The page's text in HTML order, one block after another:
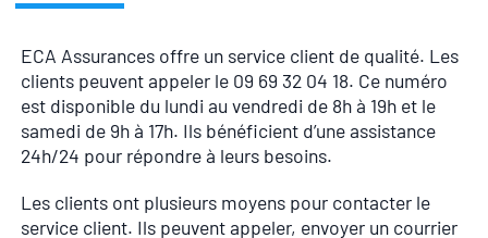
ECA Assurances offre un service client de qualité. Les
clients peuvent appeler le 09 69 32 04 18. Ce numéro
est disponible du lundi au vendredi de 8h à 19h et le
samedi de 9h à 17h. Ils bénéficient d’une assistance
24h/24 pour répondre à leurs besoins.
Les clients ont plusieurs moyens pour contacter le
service client. Ils peuvent appeler, envoyer un courrier